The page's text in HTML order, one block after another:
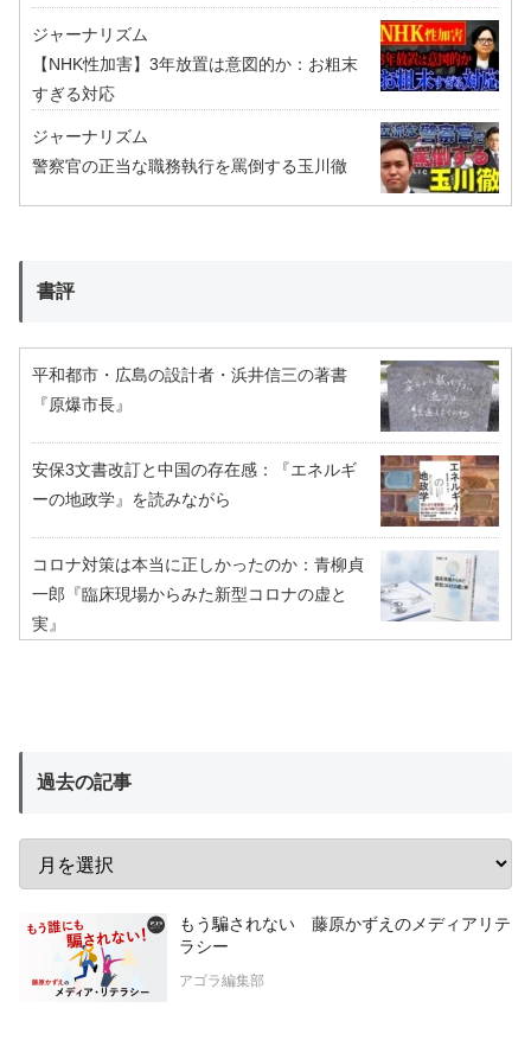
ジャーナリズム
【NHK性加害】3年放置は意図的か：お粗末
すぎる対応
ジャーナリズム
警察官の正当な職務執行を罵倒する玉川徹
書評
平和都市・広島の設計者・浜井信三の著書
『原爆市長』
安保3文書改訂と中国の存在感：『エネルギ
ーの地政学』を読みながら
コロナ対策は本当に正しかったのか：青柳貞
一郎『臨床現場からみた新型コロナの虚と
実』
過去の記事
もう騙されない 藤原かずえのメディアリテ
ラシー
アゴラ編集部